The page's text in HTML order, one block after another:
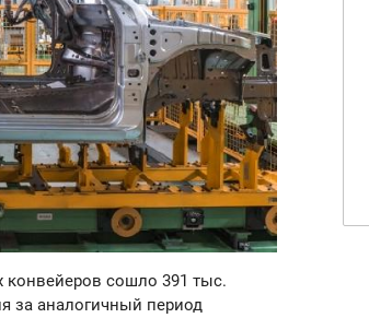
конвейеров сошло 391 тыс.
за аналогичный период